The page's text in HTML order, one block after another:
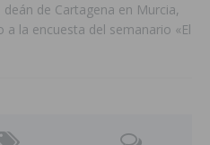
de Cartagena en Murcia,
la encuesta del semanario «El